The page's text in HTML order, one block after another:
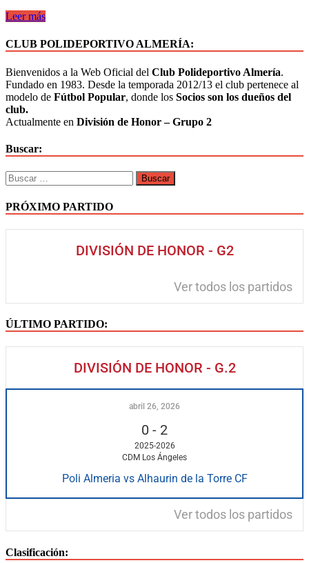
Leer más
CLUB POLIDEPORTIVO ALMERÍA:
Bienvenidos a la Web Oficial del Club Polideportivo Almería.
Fundado en 1983. Desde la temporada 2012/13 el club pertenece al
modelo de Fútbol Popular, donde los Socios son los dueños del
club.
Actualmente en División de Honor – Grupo 2
Buscar:
PRÓXIMO PARTIDO
DIVISIÓN DE HONOR - G2
Ver todos los partidos
ÚLTIMO PARTIDO:
DIVISIÓN DE HONOR - G.2
abril 26, 2026
0 - 2
2025-2026
CDM Los Ángeles
Poli Almeria vs Alhaurin de la Torre CF
Ver todos los partidos
Clasificación: